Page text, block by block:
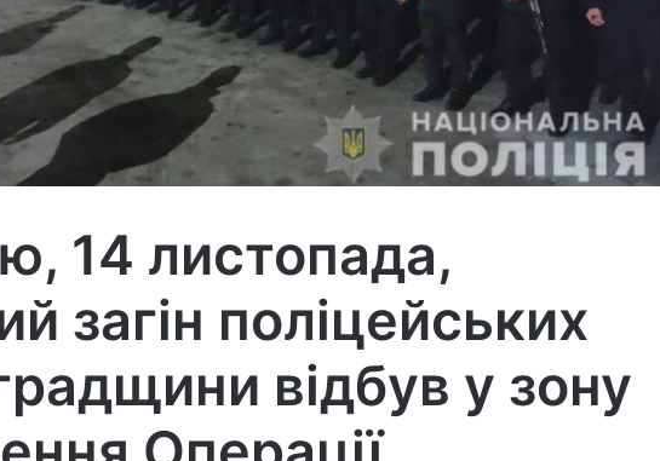
14 листопада,
загін поліцейських
відбув у зону